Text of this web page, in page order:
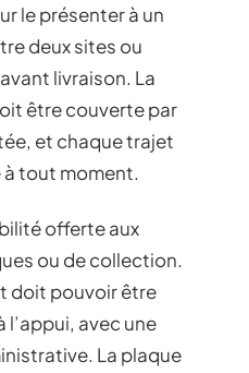
le présenter à un
deux sites ou
livraison. La
être couverte par
et chaque trajet
tout moment.
offerte aux
ou de collection.
doit pouvoir être
avec une
La plaque